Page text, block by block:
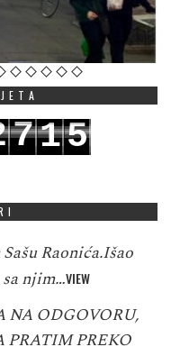
715
Raonića.Išao
sa njim…VIEW
NA ODGOVORU,
PRATIM PREKO